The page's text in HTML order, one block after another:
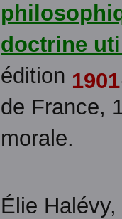
doctrine
édition 1901
de France,
morale.
Élie Halévy,